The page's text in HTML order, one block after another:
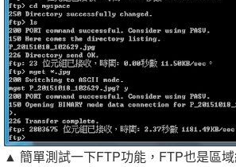
▲ 簡單測試一下FTP功能，FTP也是區